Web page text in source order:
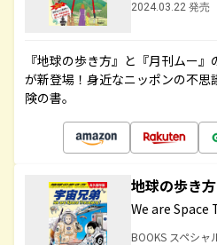
2024.03.22 発売
『地球の歩き方』と『月刊ムー
が新登場！身近なニッポンの不
険の書。
地球の歩き
We are Space
BOOKS スペシャ